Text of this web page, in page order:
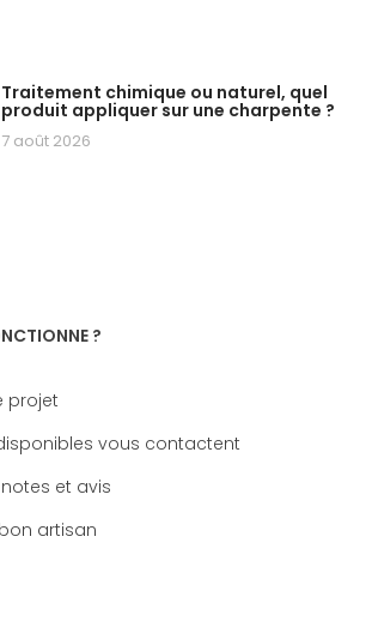
Traitement chimique ou naturel, quel
produit appliquer sur une charpente ?
7 août 2026
?
projet
vous contactent
et avis
artisan